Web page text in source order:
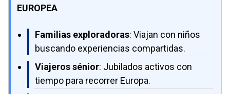
EUROPEA
Familias exploradoras: Viajan con niños
buscando experiencias compartidas.
Viajeros sénior: Jubilados activos con
tiempo para recorrer Europa.